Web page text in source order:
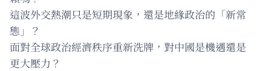
這波外交熱潮只是短期現象，還是地緣政治的「新常
態」？
面對全球政治經濟秩序重新洗牌，對中國是機遇還是
更大壓力？